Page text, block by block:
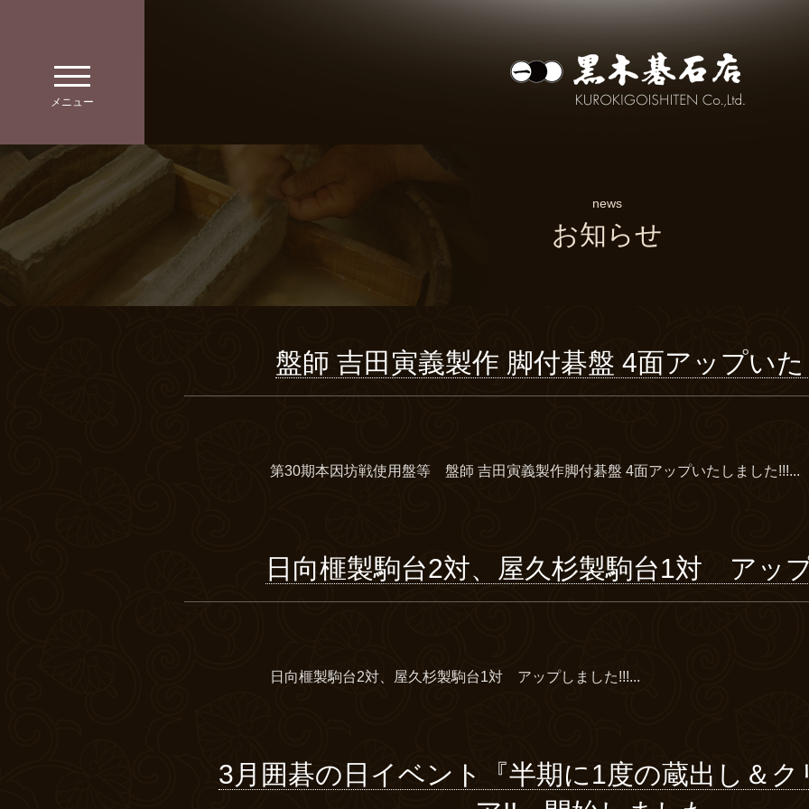
toggle
navigation
メニュー
news
お知らせ
盤師 吉田寅義製作 脚付碁盤 4面アップい
第30期本因坊戦使用盤等 盤師 吉田寅義製作脚付碁盤 4面アップいたしました!!!...
日向榧製駒台2対、屋久杉製駒台1対 アッ
日向榧製駒台2対、屋久杉製駒台1対 アップしました!!!...
3月囲碁の日イベント『半期に1度の蔵出し＆